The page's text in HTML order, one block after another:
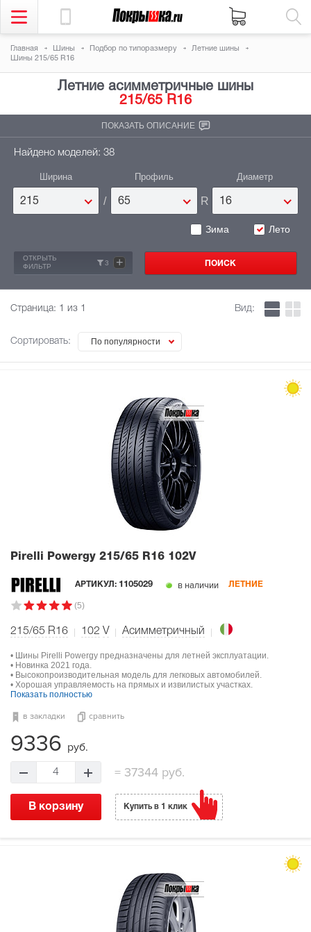
Главная Шины Подбор по типоразмеру
Летние шины
Шины 215/65 R16
Летние асимметричные шины
215/65 R16
ПОКАЗАТЬ ОПИСАНИЕ
Найдено моделей: 38
Ширина
215 /
Профиль
65 R
Диаметр
16
Зима Лето
ОТКРЫТЬ
ФИЛЬТР
3 +
Страница: 1 из 1
Сортировать: По популярности
Вид:
Pirelli Powergy 215/65 R16 102V
АРТИКУЛ: 1105029 в наличии ЛЕТНИЕ
(5)
215/65 R16 102 V Асимметричный
• Шины Pirelli Powergy предназначены для летней эксплуатации.
• Новинка 2021 года.
• Высокопроизводительная модель для легковых автомобилей.
• Хорошая управляемость на прямых и извилистых участках.
Показать полностью
в закладки сравнить
9336 руб.
4 = 37344 руб.
В корзину Купить в 1 клик